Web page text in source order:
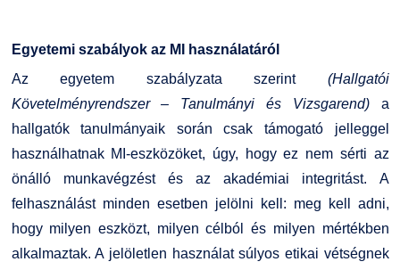
Kerpely Antal Szakkollégium KASZK
Atomerőművi Képzési Bázis
Egyetemi szabályok az MI használatáról
Az egyetem szabályzata szerint (Hallgatói
Követelményrendszer – Tanulmányi és Vizsgarend)a
hallgatók tanulmányaik során csak támogató jelleggel
használhatnak MI-eszközöket, úgy, hogy ez nem sérti az
önálló munkavégzést és az akadémiai integritást. A
felhasználást minden esetben jelölni kell: meg kell adni,
hogy milyen eszközt, milyen célból és milyen mértékben
alkalmaztak. A jelöletlen használat súlyos etikai vétségnek